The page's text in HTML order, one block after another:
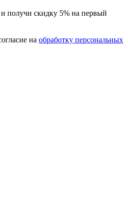
получи скидку 5% на первый
вы даете согласие на обработку персональных